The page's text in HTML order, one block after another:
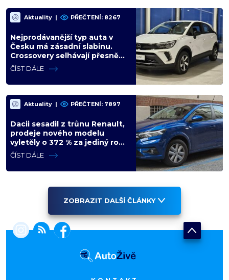
Aktuality | PŘEČTENÍ: 8267
Nejprodávanější typ auta v
Česku má zásadní slabinu.
Crossovery selhávají přesně
tam, kde mají být nejsilnější
ČÍST DÁLE
Aktuality | PŘEČTENÍ: 7897
Dacii sesadil z trůnu Renault,
prodeje nového modelu
vyletěly o 372 % za jediný rok.
Češi ale jedou svojí pohádku
ČÍST DÁLE
ZOBRAZIT DALŠÍ ČLÁNKY